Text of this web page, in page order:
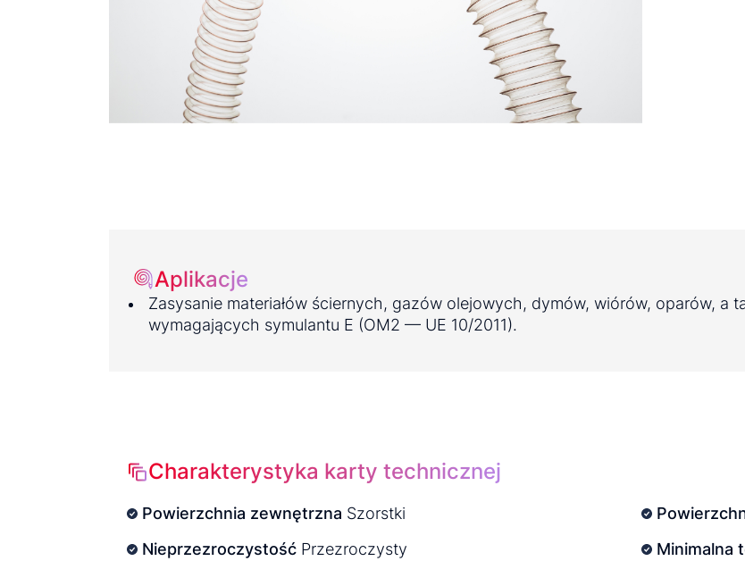
Aplikacje
Zasysanie materiałów ściernych, gazów olejowych, dymów, wiórów, oparów, a
wymagających symulantu E (OM2 — UE 10/2011).
Charakterystyka karty technicznej
Powierzchnia zewnętrzna Szorstki
Nieprzezroczystość Przezroczysty Minimalna